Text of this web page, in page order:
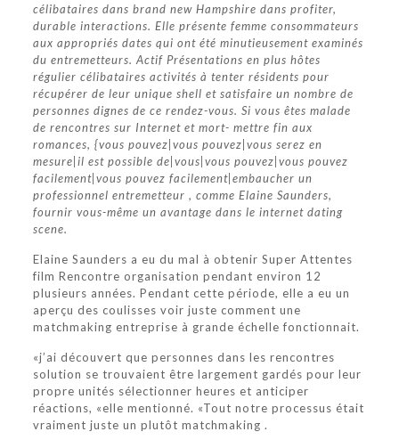
célibataires dans brand new Hampshire dans profiter,
durable interactions. Elle présente femme consommateurs
aux appropriés dates qui ont été minutieusement examinés
du entremetteurs. Actif Présentations en plus hôtes
régulier célibataires activités à tenter résidents pour
récupérer de leur unique shell et satisfaire un nombre de
personnes dignes de ce rendez-vous. Si vous êtes malade
de rencontres sur Internet et mort- mettre fin aux
romances, {vous pouvez|vous pouvez|vous serez en
mesure|il est possible de|vous|vous pouvez|vous pouvez
facilement|vous pouvez facilement|embaucher un
professionnel entremetteur , comme Elaine Saunders,
fournir vous-même un avantage dans le internet dating
scene.
Elaine Saunders a eu du mal à obtenir Super Attentes
film Rencontre organisation pendant environ 12
plusieurs années. Pendant cette période, elle a eu un
aperçu des coulisses voir juste comment une
matchmaking entreprise à grande échelle fonctionnait.
«j’ai découvert que personnes dans les rencontres
solution se trouvaient être largement gardés pour leur
propre unités sélectionner heures et anticiper
réactions, «elle mentionné. «Tout notre processus était
vraiment juste un plutôt matchmaking .